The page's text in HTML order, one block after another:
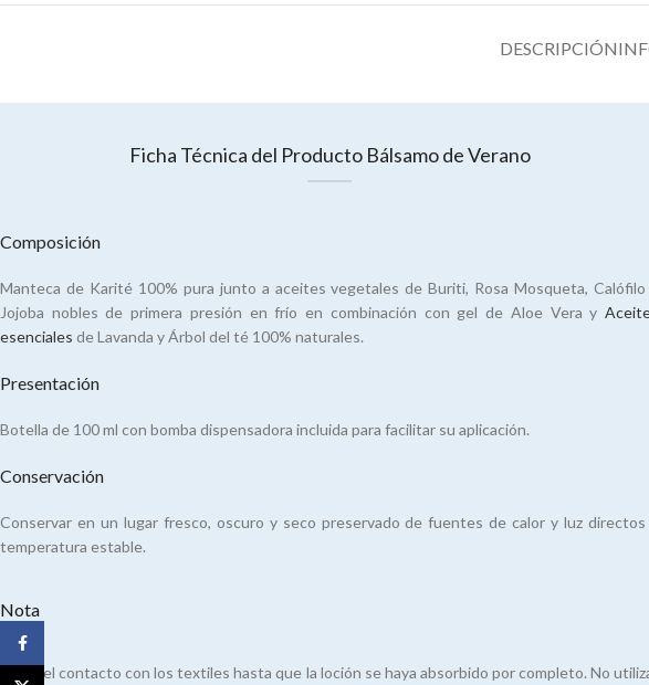
DESCRIPCIÓN
Ficha Técnica del Producto Bálsamo de Verano
Composición
Manteca de Karité 100% pura junto a aceites vegetales de Buriti, Rosa Mosqueta,
Jojoba nobles de primera presión en frío en combinación con gel de Aloe Vera y
esenciales de Lavanda y Árbol del té 100% naturales.
Presentación
Botella de 100 ml con bomba dispensadora incluida para facilitar su aplicación.
Conservación
Conservar en un lugar fresco, oscuro y seco preservado de fuentes de calor y luz directos
temperatura estable.
Nota
Evitar el contacto con los textiles hasta que la loción se haya absorbido por completo. No